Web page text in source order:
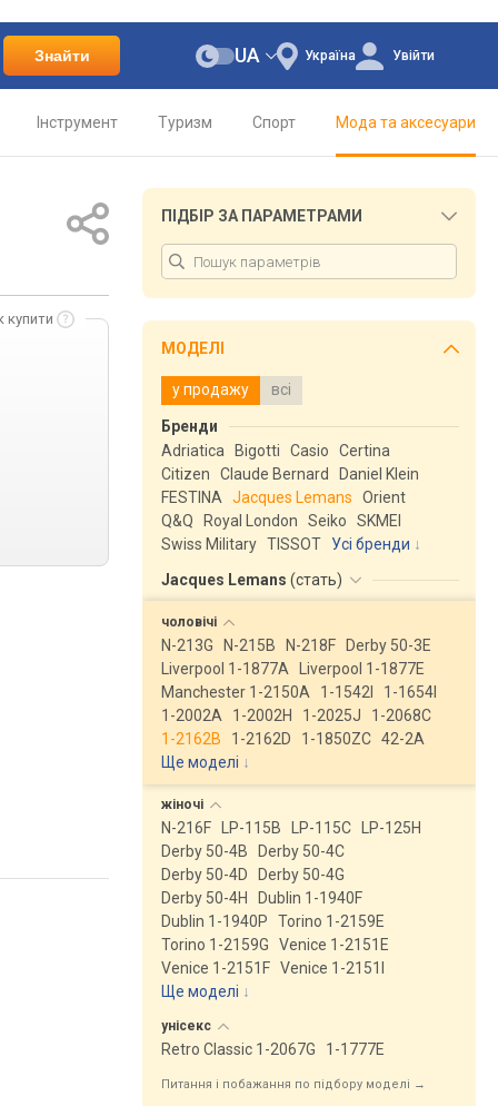
Знайти Україна
UA Увійти
Інструмент Туризм Спорт Мода та аксесуари
купити
ПІДБІР ЗА ПАРАМЕТРАМИ
МОДЕЛІ
у продажу всі
Бренди
Adriatica
Bigotti Casio
Certina
Citizen
Claude Bernard
Daniel Klein
FESTINA
Jacques Lemans
Orient
Q&Q
Royal London Seiko
SKMEI
Swiss Military TISSOT
Усі бренди
Jacques Lemans (стать)
чоловічі
N-213G N-215B N-218F
Derby 50-3E
Liverpool 1-1877A
Liverpool 1-1877E
Manchester 1-2150A
1-1542I
1-1654I
1-2002A
1-2002H 1-2025J
1-2068C
1-2162B
1-2162D 1-1850ZC 42-2A
Ще моделі ↓
жіночі
N-216F LP-115B LP-115C
LP-125H
Derby 50-4B
Derby 50-4C
Derby 50-4D
Derby 50-4G
Derby 50-4H
Dublin 1-1940F
Dublin 1-1940P
Torino 1-2159E
Torino 1-2159G
Venice 1-2151E
Venice 1-2151F Venice 1-2151I
Ще моделі ↓
унісекс
Retro Classic 1-2067G 1-1777E
Питання і побажання по підбору моделі →